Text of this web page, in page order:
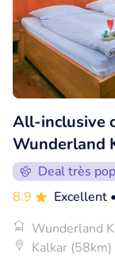
All-inclusive
Wunderland
Deal très
8.9
Excellent
Wunderland
Kalkar (58km)